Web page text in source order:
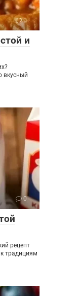
0
и
вкусный
0
рецепт
традициям